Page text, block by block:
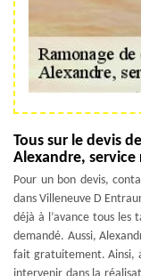
Tous sur le devis
Alexandre,
Pour un bon devis,
dans Villeneuve D
déjà à l’avance tous les
demandé. Aussi,
fait gratuitement. Ainsi,